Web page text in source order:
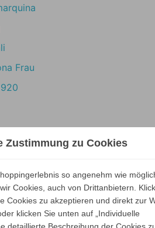
Zustimmung zu Cookies
so angenehm wie
Cookies, auch von Drittanbietern.
Cookies zu akzeptieren und direkt zur
klicken Sie unten auf „Individuelle